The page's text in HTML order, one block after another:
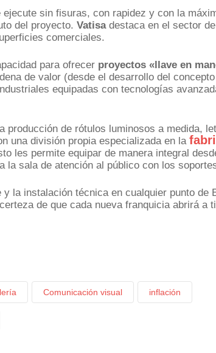
sin fisuras, con rapidez y con la
del proyecto. Vatisadestaca en el sector
comerciales.
para ofrecer proyectos «llave en
de valor (desde el desarrollo del
equipadas con tecnologías
producción de rótulos luminosos a medida,
una división propia especializada en la
les permite equipar de manera integral
sala de atención al público con los
la instalación técnica en cualquier punto
de que cada nueva franquicia abrirá a
Comunicación visual inflación